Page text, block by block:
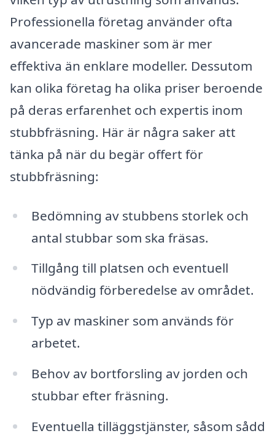
Professionella företag använder ofta
avancerade maskiner som är mer
effektiva än enklare modeller. Dessutom
kan olika företag ha olika priser beroende
på deras erfarenhet och expertis inom
stubbfräsning. Här är några saker att
tänka på när du begär offert för
stubbfräsning:
Bedömning av stubbens storlek och
antal stubbar som ska fräsas.
Tillgång till platsen och eventuell
nödvändig förberedelse av området.
Typ av maskiner som används för
arbetet.
Behov av bortforsling av jorden och
stubbar efter fräsning.
Eventuella tilläggstjänster, såsom sådd